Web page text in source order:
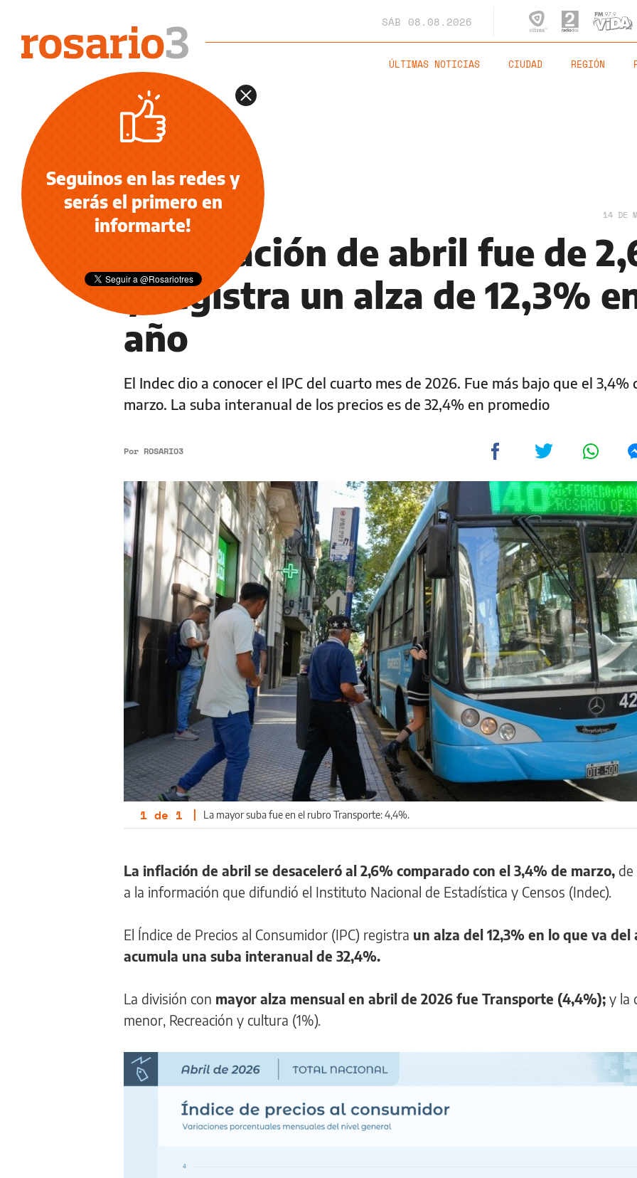
SÁB 08.08.2026
ÚLTIMAS NOTICIAS CIUDAD REGIÓN
ECONOMÍA NEGOCIOS AGRO 14 DE
La inflación de abril fue de
y registra un alza de 12,3%
año
El Indec dio a conocer el IPC del cuarto mes de 2026. Fue más bajo que el 3,4%
marzo. La suba interanual de los precios es de 32,4% en promedio
Por ROSARIO3
1 de 1 | La mayor suba fue en el rubro Transporte: 4,4%.
La inflación de abril se desaceleró al 2,6% comparado con el 3,4% de marzo, de
a la información que difundió el Instituto Nacional de Estadística y Censos (Indec).
El Índice de Precios al Consumidor (IPC) registra un alza del 12,3% en lo que va del
acumula una suba interanual de 32,4%.
La división con mayor alza mensual en abril de 2026 fue Transporte (4,4%); y la
menor, Recreación y cultura (1%).
Seguinos en las redes y
serás el primero en
informarte!